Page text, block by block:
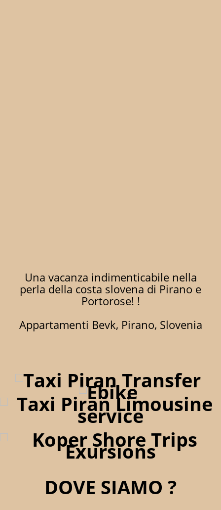
Una vacanza indimenticabile nella
perla della costa slovena di Pirano e
Portorose! !
Appartamenti Bevk, Pirano, Slovenia
DOVE SIAMO ?